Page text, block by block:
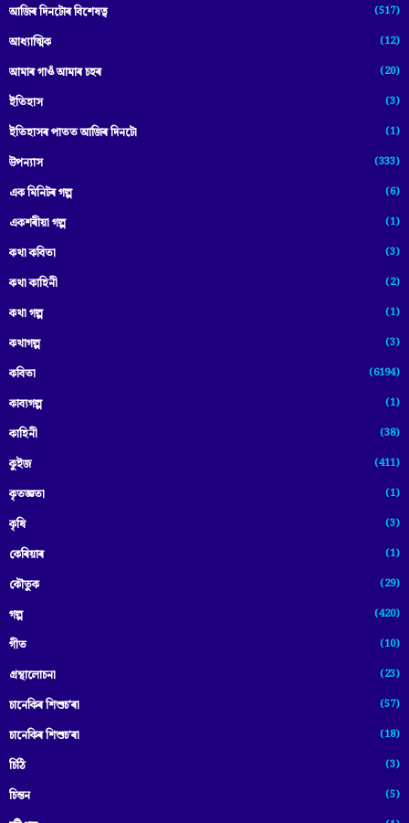
আজিৰ দিনটোৰ বিশেষত্ব (517)
আধ্যাত্মিক (12)
আমাৰ গাওঁ আমাৰ চহৰ (20)
ইতিহাস (3)
ইতিহাসৰ পাতত আজিৰ দিনটো (1)
উপন্যাস (333)
এক মিনিটৰ গল্প (6)
একশৰীয়া গল্প (1)
কথা কবিতা (3)
কথা কাহিনী (2)
কথা গল্প (1)
কথাগল্প (3)
কবিতা (6194)
কাব্যগল্প (1)
কাহিনী (38)
কুইজ (411)
কৃতজ্ঞতা (1)
কৃষি (3)
কেৰিয়াৰ (1)
কৌতুক (29)
গল্প (420)
গীত (10)
গ্ৰন্থালোচনা (23)
চানেকিৰ শিশুচ'ৰা (57)
চানেকিৰ শিশুচ’ৰা (18)
চিঠি (3)
চিন্তন (5)